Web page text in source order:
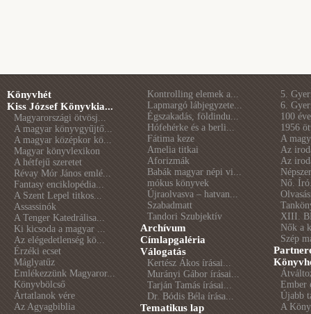
Könyvhét
Kiss József Könyvkia...
Magyarországi ötvösj...
A magyar könyvgyűjtő...
A magyar középkor kö...
Magyar könyvlexikon
A hétfejű szeretet
Révay Mór János emlé...
Fantasy enciklopédia...
A Szent Lepel titkos...
Assassinók
A Tenger Katedrálisa...
Ki kicsoda a magyar ...
Az elégedetlenség kö...
Érzéki ecset
Máglyatűz
Emlékezzünk Magyaror...
Könyvbölcső
Ártatlanok vére
Az Agyagbiblia
Kontrolling elemek a...
Lapmargó lábjegyzete...
Égszakadás, földindu...
Hófehérke és a berli...
Fátima keze
Amelia titkai
Aforizmák
Babák magyar népi vi...
mókus könyvek
Újraolvasva – hatvan...
Szabadmatt
Tandori Szubjektív
Archívum
Címlapgaléria
Válogatás
Kertész Ákos írásai...
Murányi Gábor írásai...
Tarján Tamás írásai...
Dr. Bódis Béla írása...
Tematikus lap
5.
6.
100
1956
A
Az
Az
Nő.
XIII.
Nők a
Szép
Ember
Újabb
A